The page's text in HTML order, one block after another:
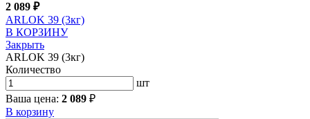
2 089 ₽
ARLOK 39 (3кг)
В КОРЗИНУ
Закрыть
ARLOK 39 (3кг)
Количество
шт
Ваша цена: 2 089 ₽
В корзину